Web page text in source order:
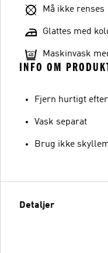
Må ikke renses
Glattes med
Maskinvask
INFO OM
Fjern hurtigt
Vask separat
Brug ikke
Detaljer